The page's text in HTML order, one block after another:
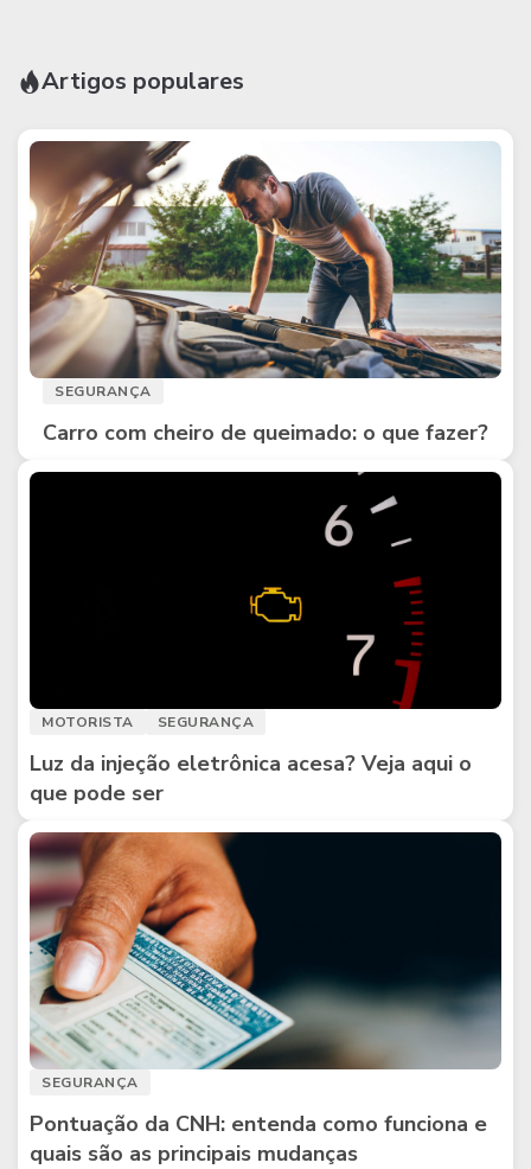
Artigos populares
SEGURANÇA
Carro com cheiro de queimado: o que fazer?
MOTORISTA SEGURANÇA
Luz da injeção eletrônica acesa? Veja aqui o
que pode ser
SEGURANÇA
Pontuação da CNH: entenda como funciona e
quais são as principais mudanças